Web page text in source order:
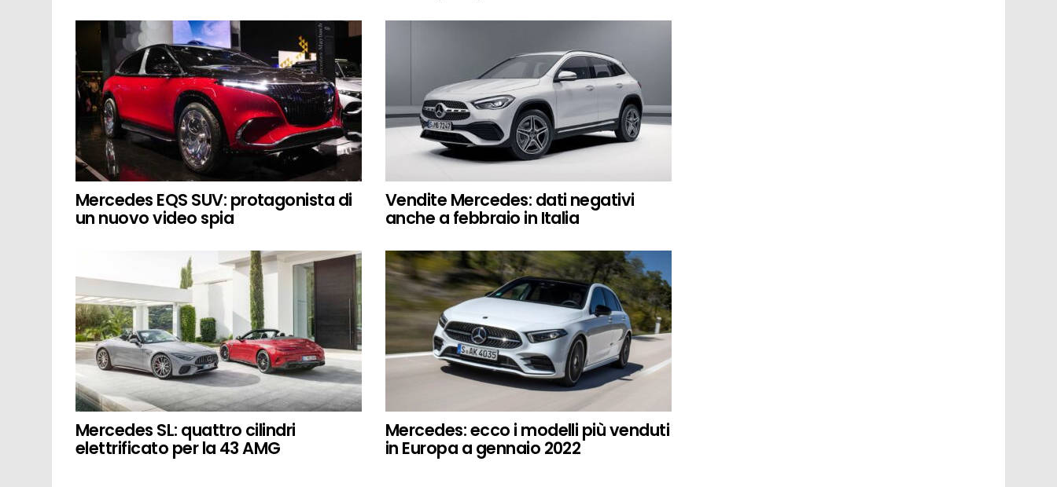
Mercedes EQS SUV: protagonista di
un nuovo video spia
Vendite Mercedes: dati negativi
anche a febbraio in Italia
Mercedes SL: quattro cilindri
elettrificato per la 43 AMG
Mercedes: ecco i modelli più venduti
in Europa a gennaio 2022